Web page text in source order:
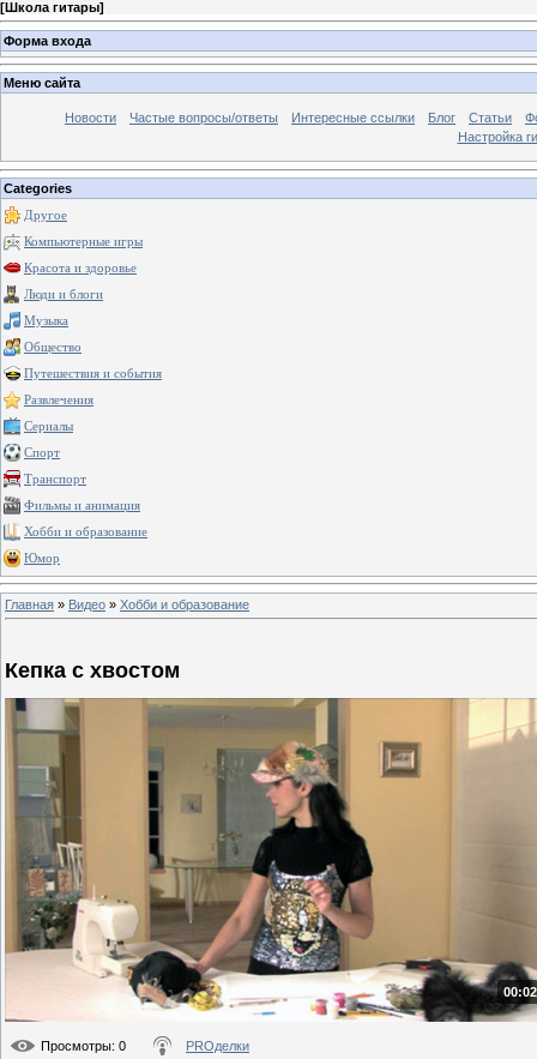
[Школа гитары]
Форма входа
Меню сайта
Новости Частые вопросы/ответы Интересные ссылки Блог Статьи
Настройка
Categories
Другое
Компьютерные игры
Красота и здоровье
Люди и блоги
Музыка
Общество
Путешествия и события
Развлечения
Сериалы
Спорт
Транспорт
Фильмы и анимация
Хобби и образование
Юмор
Главная » Видео » Хобби и образование
Кепка с хвостом
Просмотры: 0 PROделки